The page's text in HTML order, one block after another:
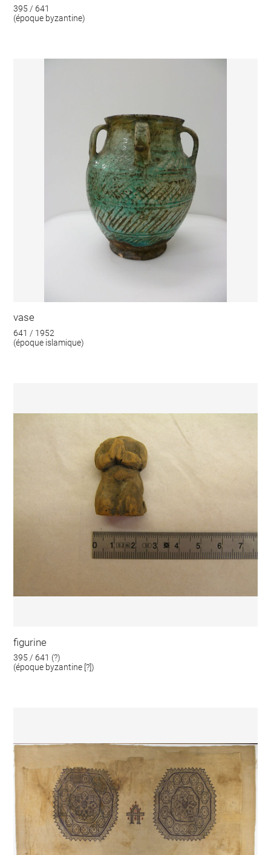
395 / 641
(époque byzantine)
vase
641 / 1952
(époque islamique)
figurine
395 / 641 (?)
(époque byzantine [?])